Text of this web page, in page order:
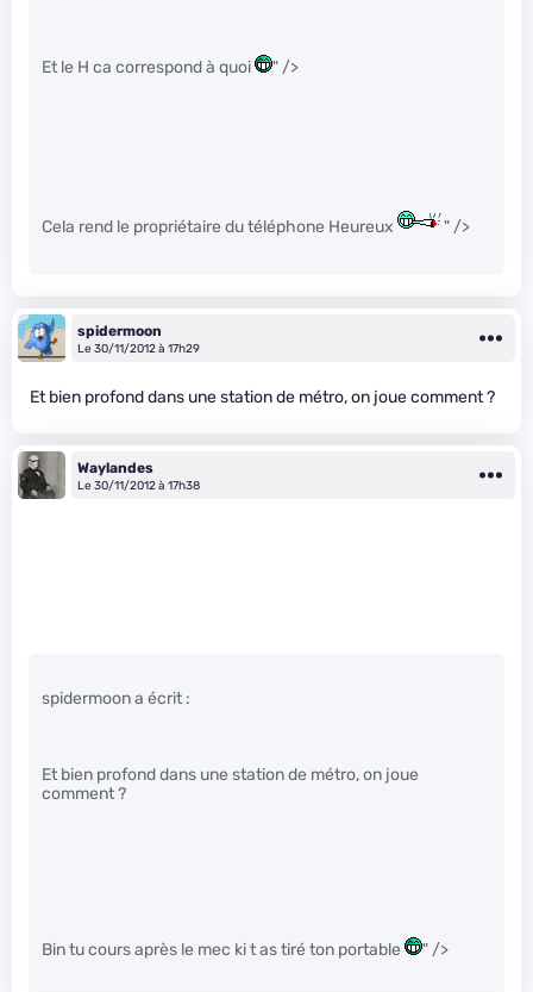
Et le H ca correspond à quoi " />
Cela rend le propriétaire du téléphone Heureux " />
spidermoon
Le 30/11/2012 à 17h29
Et bien profond dans une station de métro, on joue comment ?
Waylandes
Le 30/11/2012 à 17h38
spidermoon a écrit :
Et bien profond dans une station de métro, on joue
comment ?
Bin tu cours après le mec ki t as tiré ton portable " />